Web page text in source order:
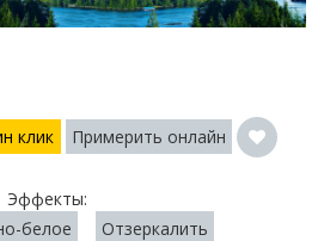
клик Примерить онлайн
Эффекты:
белое Отзеркалить